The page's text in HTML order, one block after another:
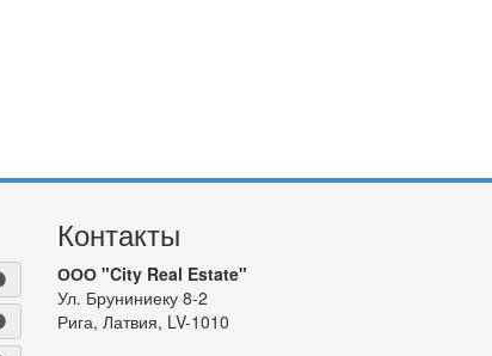
Контакты
ООО "City Real Estate"
Ул. Бруниниеку 8-2
Рига, Латвия, LV-1010